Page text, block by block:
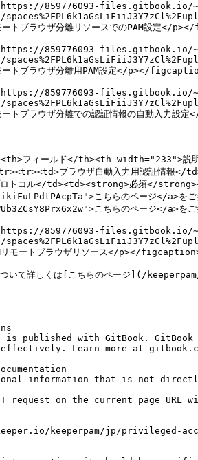
859776093-
トブラウザ分離リソースでのPAM設定</
859776093-
トブラウザ分離用PAM設定</p></
859776093-
トブラウザ分離での認証情報の自動入力
フィールド</th><th width="233">説
ブラウザ自動入力用認証情報</
ロトコル</td><td><strong>必須</
こちらのページ</a>を
こちらのページ</a>
859776093-
モートブラウザリソース</p></
について詳しくは[こちらのページ](/
is published with GitBook.
Learn more at
information that is not
request on the current page
keeperpam/jp/privileged-